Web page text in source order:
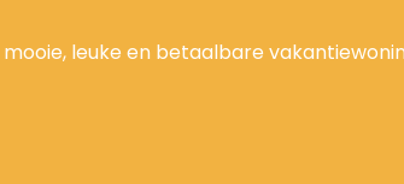
leuke en betaalbare